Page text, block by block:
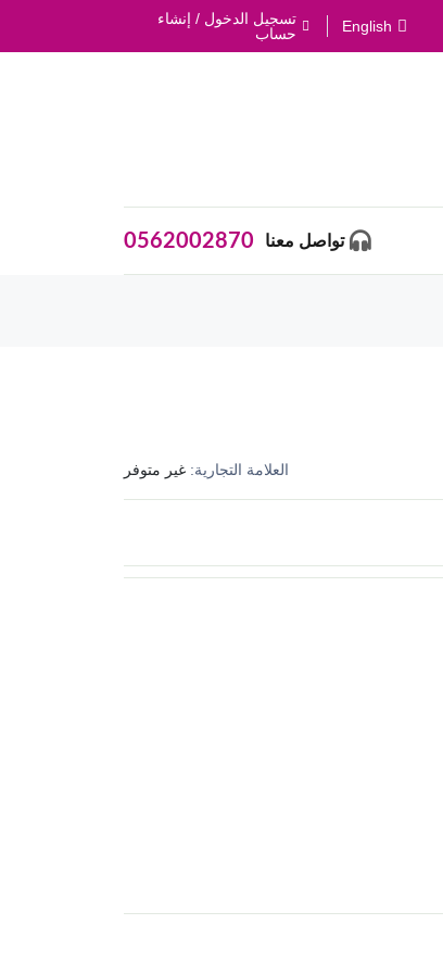
English
تسجيل الدخول / إنشاء
حساب
تواصل معنا 0562002870
العلامة التجارية: غير متوفر